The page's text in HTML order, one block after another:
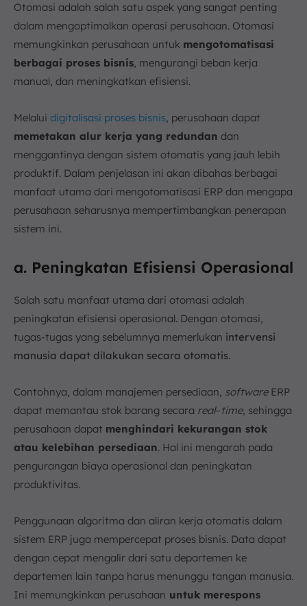
Otomasi adalah salah satu aspek yang sangat penting
dalam mengoptimalkan operasi perusahaan. Otomasi
memungkinkan perusahaan untuk mengotomatisasi
berbagai proses bisnis , mengurangi beban kerja
manual, dan meningkatkan efisiensi.
Melalui digitalisasi proses bisnis , perusahaan dapat
memetakan alur kerja yang redundan dan
menggantinya dengan sistem otomatis yang jauh lebih
produktif. Dalam penjelasan ini akan dibahas berbagai
manfaat utama dari mengotomatisasi ERP dan mengapa
perusahaan seharusnya mempertimbangkan penerapan
sistem ini.
a. Peningkatan Efisiensi Operasional
Salah satu manfaat utama dari otomasi adalah
peningkatan efisiensi operasional. Dengan otomasi,
tugas-tugas yang sebelumnya memerlukan intervensi
manusia dapat dilakukan secara otomatis.
Contohnya, dalam manajemen persediaan, softwareERP
dapat memantau stok barang secara real–time, sehingga
perusahaan dapat menghindari kekurangan stok
atau kelebihan persediaan. Hal ini mengarah pada
pengurangan biaya operasional dan peningkatan
produktivitas.
Penggunaan algoritma dan aliran kerja otomatis dalam
sistem ERP juga mempercepat proses bisnis. Data dapat
dengan cepat mengalir dari satu departemen ke
departemen lain tanpa harus menunggu tangan manusia.
Ini memungkinkan perusahaan untuk merespons